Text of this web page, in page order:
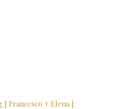
[ Francesco + Elena ]